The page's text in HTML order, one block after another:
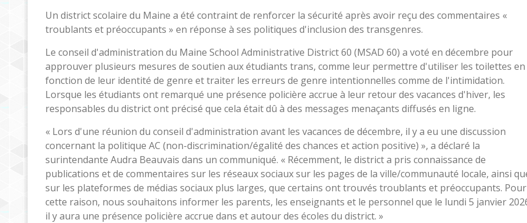
Un district scolaire du Maine a été contraint de renforcer la sécurité après avoir reçu des commentaires «
troublants et préoccupants » en réponse à ses politiques d'inclusion des transgenres.
Le conseil d'administration du Maine School Administrative District 60 (MSAD 60) a voté en décembre pour
approuver plusieurs mesures de soutien aux étudiants trans, comme leur permettre d'utiliser les toilettes en
fonction de leur identité de genre et traiter les erreurs de genre intentionnelles comme de l'intimidation.
Lorsque les étudiants ont remarqué une présence policière accrue à leur retour des vacances d'hiver, les
responsables du district ont précisé que cela était dû à des messages menaçants diffusés en ligne.
« Lors d'une réunion du conseil d'administration avant les vacances de décembre, il y a eu une discussion
concernant la politique AC (non-discrimination/égalité des chances et action positive) », a déclaré la
surintendante Audra Beauvais dans un communiqué. « Récemment, le district a pris connaissance de
publications et de commentaires sur les réseaux sociaux sur les pages de la ville/communauté locale, ainsi
sur les plateformes de médias sociaux plus larges, que certains ont trouvés troublants et préoccupants. Pour
cette raison, nous souhaitons informer les parents, les enseignants et le personnel que le lundi 5 janvier
il y aura une présence policière accrue dans et autour des écoles du district. »